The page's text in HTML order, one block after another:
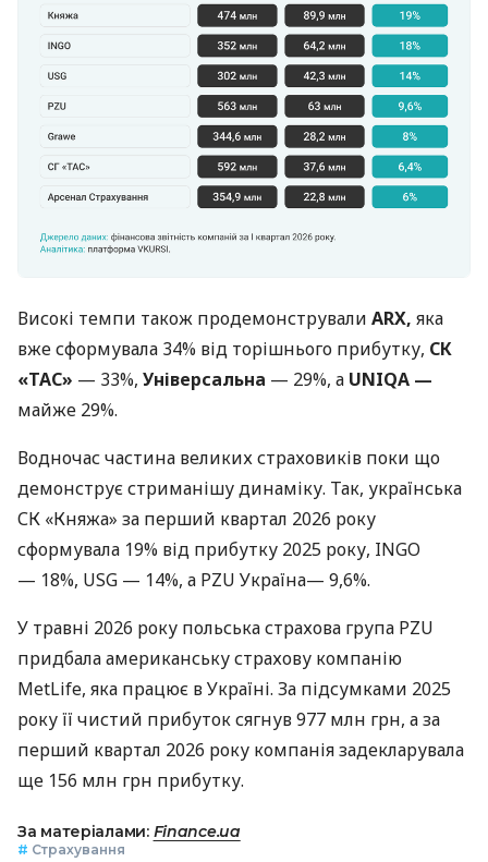
Високі темпи також продемонстрували ARX, яка
вже сформувала 34% від торішнього прибутку, СК
«ТАC» — 33%, Універсальна — 29%, а UNIQA —
майже 29%.
Водночас частина великих страховиків поки що
демонструє стриманішу динаміку. Так, українська
СК «Княжа» за перший квартал 2026 року
сформувала 19% від прибутку 2025 року, INGO
— 18%, USG — 14%, а PZU Україна— 9,6%.
У травні 2026 року польська страхова група PZU
придбала американську страхову компанію
MetLife, яка працює в Україні. За підсумками 2025
року її чистий прибуток сягнув 977 млн грн, а за
перший квартал 2026 року компанія задекларувала
ще 156 млн грн прибутку.
За матеріалами: Finance.ua
# Страхування